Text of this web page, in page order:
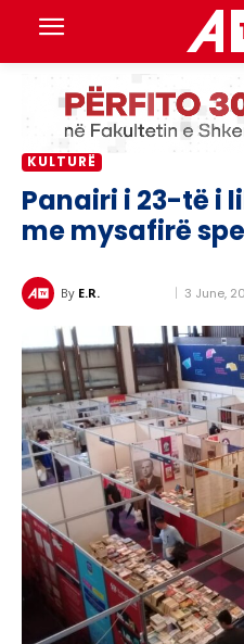
KULTURË
Panairi i 23-të i
me mysafirë
By E.R. 3 June,